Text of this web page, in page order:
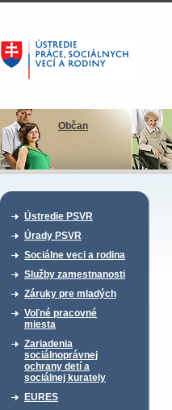
Občan
Ústredie PSVR
Úrady PSVR
Sociálne veci a rodina
Služby zamestnanosti
Záruky pre mladých
Voľné pracovné
miesta
Zariadenia
sociálnoprávnej
ochrany detí a
sociálnej kurately
EURES